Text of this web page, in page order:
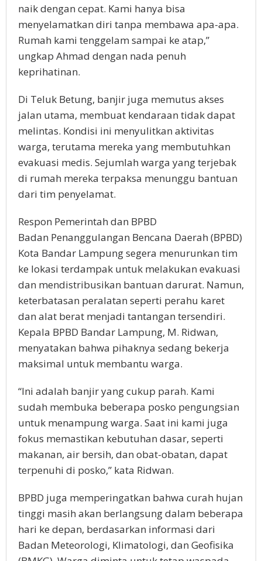
naik dengan cepat. Kami hanya bisa
menyelamatkan diri tanpa membawa apa-apa.
Rumah kami tenggelam sampai ke atap,”
ungkap Ahmad dengan nada penuh
keprihatinan.
Di Teluk Betung, banjir juga memutus akses
jalan utama, membuat kendaraan tidak dapat
melintas. Kondisi ini menyulitkan aktivitas
warga, terutama mereka yang membutuhkan
evakuasi medis. Sejumlah warga yang terjebak
di rumah mereka terpaksa menunggu bantuan
dari tim penyelamat.
Respon Pemerintah dan BPBD
Badan Penanggulangan Bencana Daerah (BPBD)
Kota Bandar Lampung segera menurunkan tim
ke lokasi terdampak untuk melakukan evakuasi
dan mendistribusikan bantuan darurat. Namun,
keterbatasan peralatan seperti perahu karet
dan alat berat menjadi tantangan tersendiri.
Kepala BPBD Bandar Lampung, M. Ridwan,
menyatakan bahwa pihaknya sedang bekerja
maksimal untuk membantu warga.
“Ini adalah banjir yang cukup parah. Kami
sudah membuka beberapa posko pengungsian
untuk menampung warga. Saat ini kami juga
fokus memastikan kebutuhan dasar, seperti
makanan, air bersih, dan obat-obatan, dapat
terpenuhi di posko,” kata Ridwan.
BPBD juga memperingatkan bahwa curah hujan
tinggi masih akan berlangsung dalam beberapa
hari ke depan, berdasarkan informasi dari
Badan Meteorologi, Klimatologi, dan Geofisika